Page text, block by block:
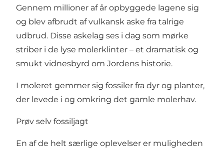
Gennem millioner af år opbyggede lagene sig
og blev afbrudt af vulkansk aske fra talrige
udbrud. Disse askelag ses i dag som mørke
striber i de lyse molerklinter – et dramatisk og
smukt vidnesbyrd om Jordens historie.
I moleret gemmer sig fossiler fra dyr og planter,
der levede i og omkring det gamle molerhav.
Prøv selv fossiljagt
En af de helt særlige oplevelser er muligheden